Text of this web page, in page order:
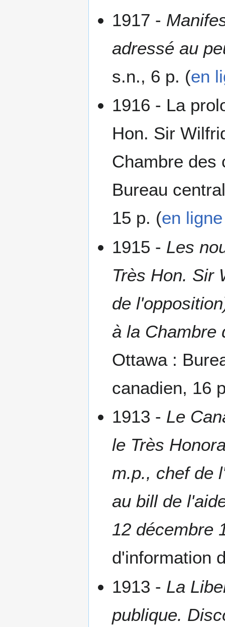
1917 -
adressé au
s.n., 6 p. (en
1916 - La
Hon. Sir
Chambre des
Bureau
15 p. (en ligne
1915 - Les
Très Hon. Sir
de
à la Chambre
Ottawa :
canadien, 16
1913 - Le
le Très
m.p., chef de
au bill de
12 décembre
d'information
1913 - La
publique.